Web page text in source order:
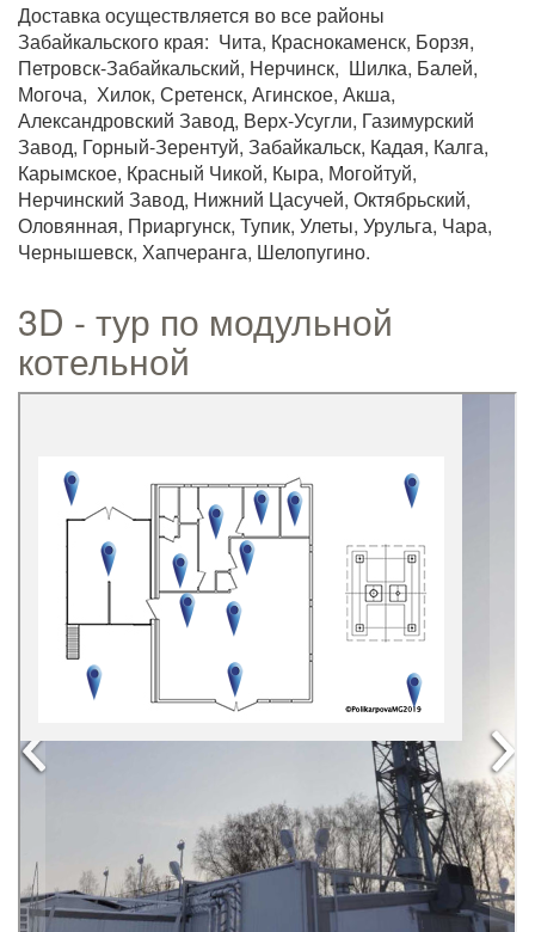
Доставка осуществляется во все районы
Забайкальского края: Чита, Краснокаменск, Борзя,
Петровск-Забайкальский, Нерчинск, Шилка, Балей,
Могоча, Хилок, Сретенск, Агинское, Акша,
Александровский Завод, Верх-Усугли, Газимурский
Завод, Горный-Зерентуй, Забайкальск, Кадая, Калга,
Карымское, Красный Чикой, Кыра, Могойтуй,
Нерчинский Завод, Нижний Цасучей, Октябрьский,
Оловянная, Приаргунск, Тупик, Улеты, Урульга, Чара,
Чернышевск, Хапчеранга, Шелопугино.
3D - тур по модульной
котельной